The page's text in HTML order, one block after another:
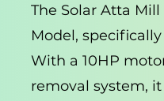
The Solar Atta
Model,
With a 10HP
removal system,